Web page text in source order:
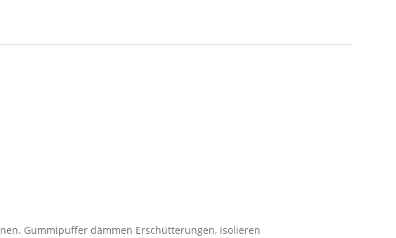
Gummipuffer dämmen Erschütterungen, isolieren